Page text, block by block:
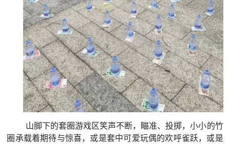
山脚下的套圈游戏区笑声不断，瞄准、投掷，小小的竹
圈承载着期待与惊喜，或是套中可爱玩偶的欢呼雀跃，或是